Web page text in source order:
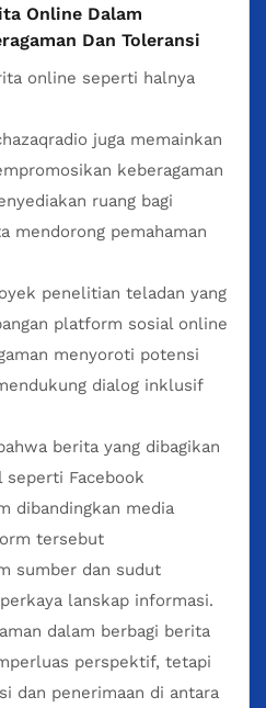
Online Dalam
Dan Toleransi
online seperti halnya
juga memainkan
keberagaman
ruang bagi
mendorong pemahaman
penelitian teladan yang
platform sosial online
menyoroti potensi
dialog inklusif
berita yang dibagikan
Facebook
dibandingkan media
tersebut
sumber dan sudut
lanskap informasi.
dalam berbagi berita
perspektif, tetapi
dan penerimaan di antara